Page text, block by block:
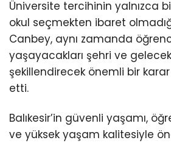
Üniversite tercihinin yalnızca
okul seçmekten ibaret
Canbey, aynı zamanda
yaşayacakları şehri ve
şekillendirecek önemli bir
etti.
Balıkesir’in güvenli yaşamı,
ve yüksek yaşam kalitesiyle